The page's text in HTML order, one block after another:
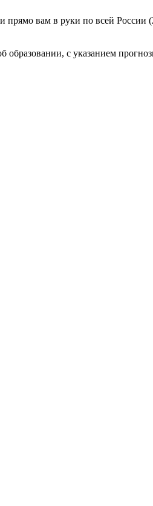
вам в руки по всей России
с указанием